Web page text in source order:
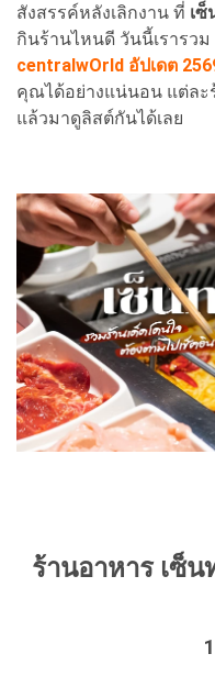
สังสรรค์หลังเลิกงาน ที่ เซ็
กินร้านไหนดี วันนี้เรารวม
centralwOrld อัปเดต
คุณได้อย่างแน่นอน แต่ละ
แล้วมาดูลิสต์กันได้เลย
ร้านอาหาร เซ็น